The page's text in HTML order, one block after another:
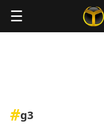
☰
#g3